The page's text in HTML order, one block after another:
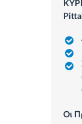
Οι